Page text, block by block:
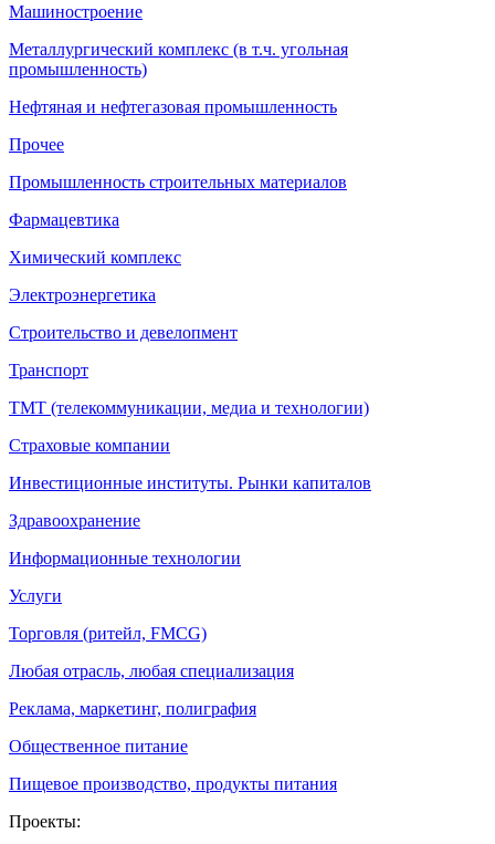
Машиностроение
Металлургический комплекс (в т.ч. угольная
промышленность)
Нефтяная и нефтегазовая промышленность
Прочее
Промышленность строительных материалов
Фармацевтика
Химический комплекс
Электроэнергетика
Строительство и девелопмент
Транспорт
ТМТ (телекоммуникации, медиа и технологии)
Страховые компании
Инвестиционные институты. Рынки капиталов
Здравоохранение
Информационные технологии
Услуги
Торговля (ритейл, FMCG)
Любая отрасль, любая специализация
Реклама, маркетинг, полиграфия
Общественное питание
Пищевое производство, продукты питания
Проекты: